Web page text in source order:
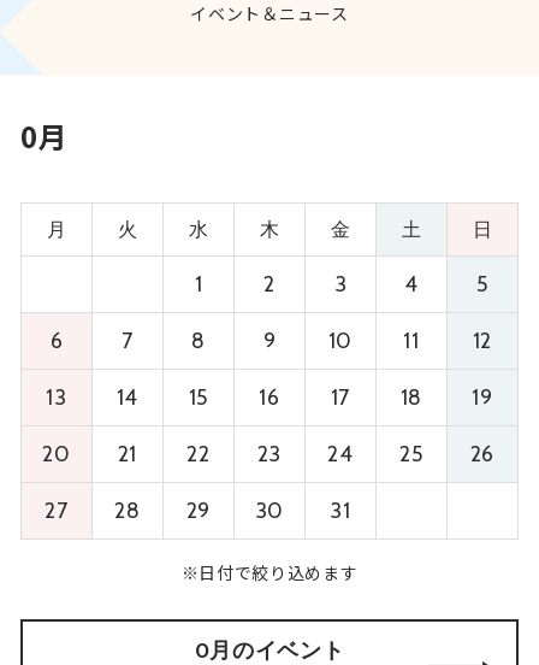
イベント＆ニュース
0月
月 火 水 木 金 土 日
1 2 3 4 5
6 7 8 9 10 11 12
13 14 15 16 17 18 19
20 21 22 23 24 25 26
27 28 29 30 31
※日付で絞り込めます
0月のイベント